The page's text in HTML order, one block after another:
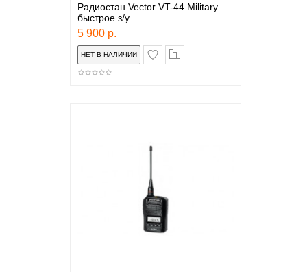
Радиостан Vector VT-44 Military
быстрое з/у
5 900 р.
в закладки